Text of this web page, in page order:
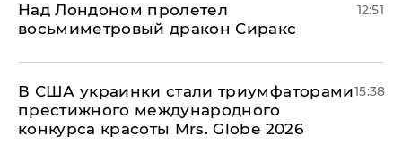
Над Лондоном пролетел
восьмиметровый дракон Сиракс
12:51
В США украинки стали триумфаторами
престижного международного
конкурса красоты Mrs. Globe 2026
15:38